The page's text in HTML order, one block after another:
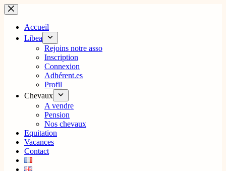
Passer
au
contenuAccueil
Libea
Rejoins notre asso
Inscription
Connexion
Adhérent.es
Profil
Chevaux
A vendre
Pension
Nos chevaux
Equitation
Vacances
Contact